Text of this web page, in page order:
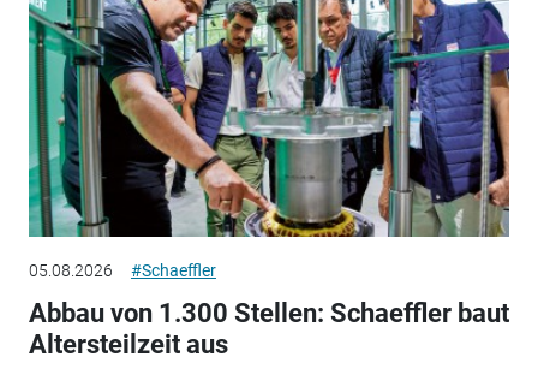
05.08.2026 #Schaeffler
Abbau von 1.300 Stellen: Schaeffler baut
Altersteilzeit aus